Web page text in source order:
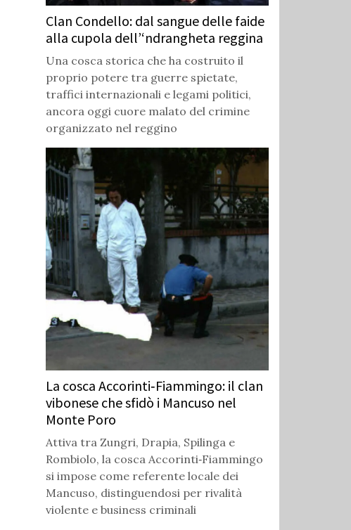
Clan Condello: dal sangue delle faide
alla cupola dell’‘ndrangheta reggina
Una cosca storica che ha costruito il
proprio potere tra guerre spietate,
traffici internazionali e legami politici,
ancora oggi cuore malato del crimine
organizzato nel reggino
La cosca Accorinti‑Fiammingo: il clan
vibonese che sfidò i Mancuso nel
Monte Poro
Attiva tra Zungri, Drapia, Spilinga e
Rombiolo, la cosca Accorinti‑Fiammingo
si impose come referente locale dei
Mancuso, distinguendosi per rivalità
violente e business criminali